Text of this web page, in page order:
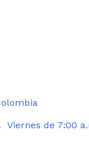
Viernes de 7:00